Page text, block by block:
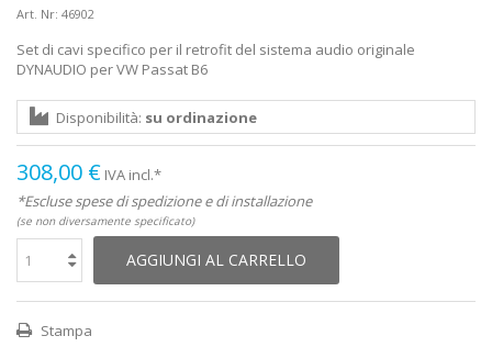
Art. Nr: 46902
Set di cavi specifico per il retrofit del sistema audio originale
DYNAUDIO per VW Passat B6
Disponibilità: su ordinazione
308,00 € IVA incl.*
*Escluse spese di spedizione e di installazione
(se non diversamente specificato)
AGGIUNGI AL CARRELLO
Stampa